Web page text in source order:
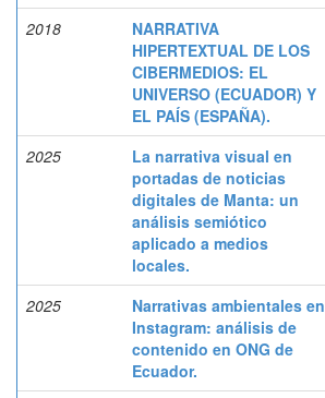
2018
NARRATIVA
HIPERTEXTUAL DE LOS
CIBERMEDIOS: EL
UNIVERSO (ECUADOR) Y
EL PAÍS (ESPAÑA).
2025
La narrativa visual en
portadas de noticias
digitales de Manta: un
análisis semiótico
aplicado a medios
locales.
2025
Narrativas ambientales en
Instagram: análisis de
contenido en ONG de
Ecuador.